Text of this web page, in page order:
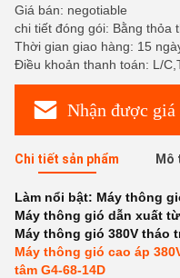
Giá bán: negotiable
chi tiết đóng gói: Bằng thỏa
Thời gian giao hàng: 15
Điều khoản thanh toán: L/
Nhận được giá
Chi tiết sản phẩm Mô
Làm nổi bật: Máy thông
Máy thông gió dẫn xuất từ
Máy thông gió 380V tháo
Máy thông gió cao áp
tâm G4-68-14D